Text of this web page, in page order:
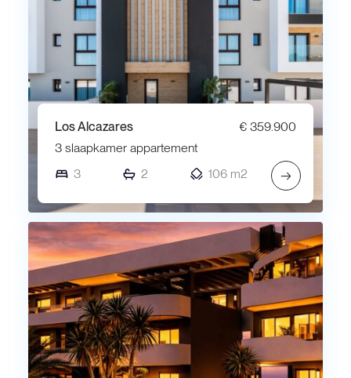
Los Alcazares
€ 359.900
3 slaapkamer appartement
3
2 106 m2 →